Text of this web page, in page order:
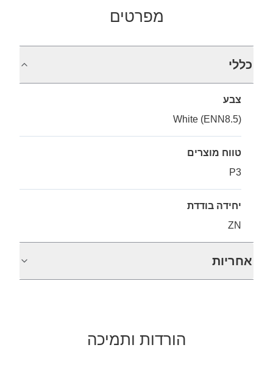
מפרטים
כללי
צבע
White (ENN8.5)
טווח מוצרים
P3
יחידה בודדת
ZN
אחריות
הורדות ותמיכה